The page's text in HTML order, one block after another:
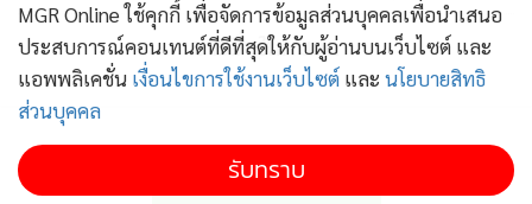
ข่าวอื่นในหมวด
ติดตามข่าวสารผ่านทาง LINE
MGR Online ใช้คุกกี้ เพื่อจัดการข้อมูลส่วนบุคคลเพื่อนำเสนอ
ประสบการณ์คอนเทนต์ที่ดีที่สุดให้กับผู้อ่านบนเว็บไซต์ และ
แอพพลิเคชั่น เงื่อนไขการใช้งานเว็บไซต์ และ นโยบายสิทธิ
ส่วนบุคคล
รับทราบ